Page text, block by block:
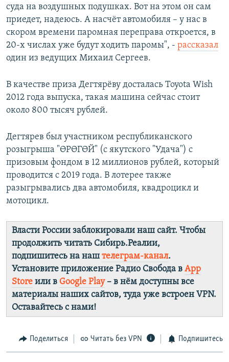
суда на воздушных подушках. Вот на этом он сам
приедет, надеюсь. А насчёт автомобиля – у нас в
скором времени паромная переправа откроется, в
20-х числах уже будут ходить паромы", - рассказал
один из ведущих Михаил Сергеев.
В качестве приза Дегтярёву досталась Toyota Wish
2012 года выпуска, такая машина сейчас стоит
около 800 тысяч рублей.
Дегтярев был участником республиканского
розыгрыша "ӨРӨГӨЙ" (с якутского "Удача") с
призовым фондом в 12 миллионов рублей, который
проводится с 2019 года. В лотерее также
разыгрывались два автомобиля, квадроцикл и
мотоцикл.
Власти России заблокировали наш сайт. Чтобы
продолжить читать Сибирь.Реалии,
подпишитесь на наш телеграм-канал.
Установите приложение Радио Свобода в App
Store или в Google Play– в нём доступны все
материалы наших сайтов, туда уже встроен VPN.
Оставайтесь с нами!
Поделиться Читать без VPN Подпишитесь